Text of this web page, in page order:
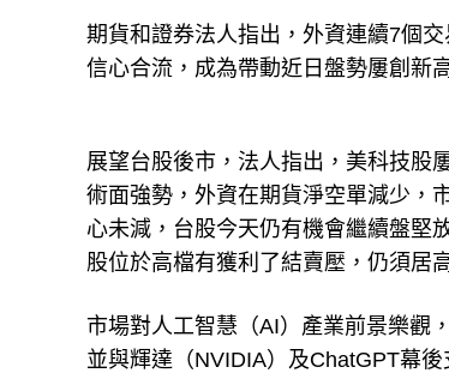
期貨和證券法人指出，外資連續7個
信心合流，成為帶動近日盤勢屢創新
展望台股後市，法人指出，美科技股
術面強勢，外資在期貨淨空單減少，
心未減，台股今天仍有機會繼續盤堅
股位於高檔有獲利了結賣壓，仍須居
市場對人工智慧（AI）產業前景樂觀
並與輝達（NVIDIA）及ChatGPT幕